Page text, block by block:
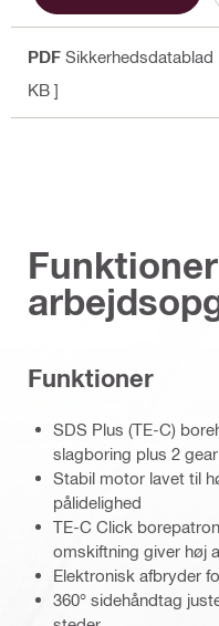
PDF Sikkerhedsdatablad
KB ]
Funktioner
SDS Plus (TE-C)
slagboring plus 2
Stabil motor lavet til
pålidelighed
TE-C Click
omskiftning giver høj
Elektronisk afbryder
360° sidehåndtag